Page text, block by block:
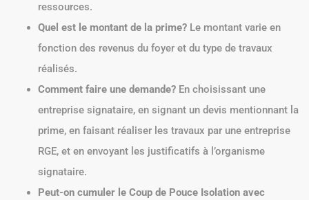
ressources.
Quel est le montant de la prime? Le montant varie en
fonction des revenus du foyer et du type de travaux
réalisés.
Comment faire une demande? En choisissant une
entreprise signataire, en signant un devis mentionnant la
prime, en faisant réaliser les travaux par une entreprise
RGE, et en envoyant les justificatifs à l’organisme
signataire.
Peut-on cumuler le Coup de Pouce Isolation avec